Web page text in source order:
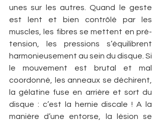
unes sur les autres. Quand le geste
est lent et bien contrôlé par les
muscles, les fibres se mettent en pré-
tension, les pressions s’équilibrent
harmonieusement au sein du disque. Si
le mouvement est brutal et mal
coordonné, les anneaux se déchirent,
la gélatine fuse en arrière et sort du
disque : c’est la hernie discale ! A la
manière d’une entorse, la lésion se